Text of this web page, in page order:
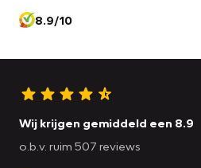
8.9/10
Wij krijgen gemiddeld een 8.9
o.b.v. ruim 507 reviews